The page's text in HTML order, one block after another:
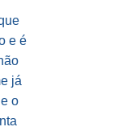
e é
já
o